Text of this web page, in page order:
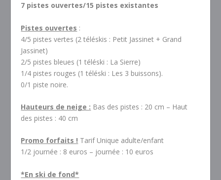
7 pistes ouvertes/15 pistes existantes
Pistes ouvertes :
4/5 pistes vertes (2 téléskis : Petit Jassinet + Grand
Jassinet)
2/5 pistes bleues (1 téléski : La Sierre)
1/4 pistes rouges (1 téléski : Les 3 buissons).
0/1 piste noire.
Hauteurs de neige : Bas des pistes : 20 cm – Haut
des pistes : 40 cm
Promo forfaits ! Tarif Unique adulte/enfant
1/2 journée : 8 euros – journée : 10 euros
*En ski de fond*